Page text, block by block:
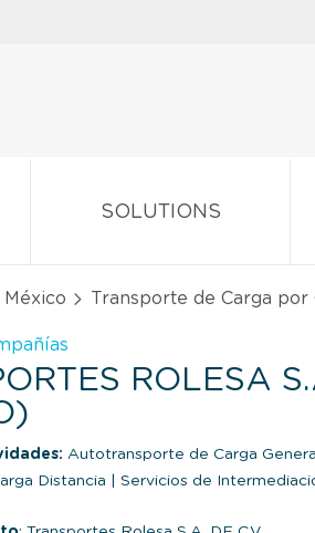
SOLUTIONS
México Transporte de Carga por
ROLESA
Autotransporte de Carga
Distancia
Servicios de